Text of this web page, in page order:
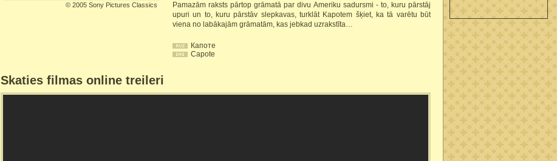
Pamazām raksts pārtop grāmatā par divu Ameriku sadursmi - to, kuru pārstāj
upuri un to, kuru pārstāv slepkavas, turklāt Kapotem šķiet, ka tā varētu būt
viena no labākajām grāmatām, kas jebkad uzrakstīta…
Капоте
Capote
© 2005 Sony Pictures Classics
Skaties filmas online treileri